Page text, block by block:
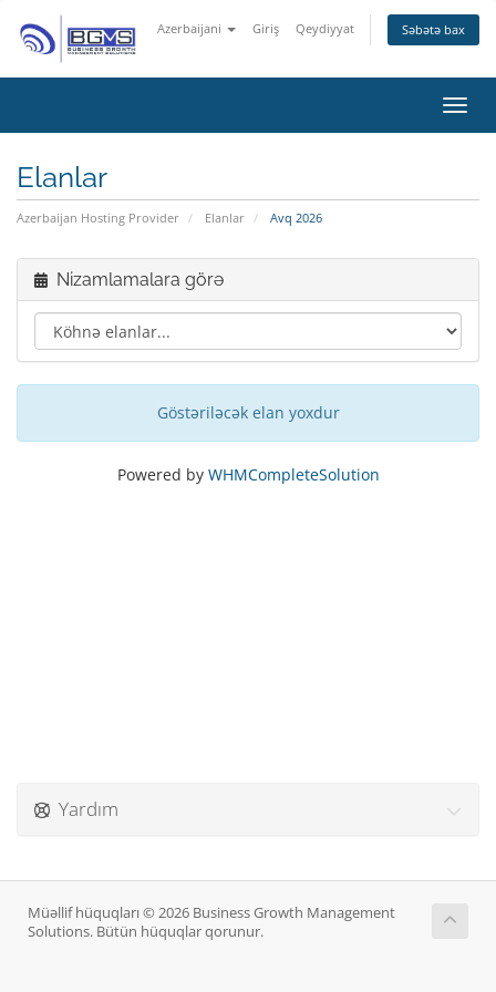
Azerbaijani Giriş Qeydiyyat Səbətə bax
Elanlar
Azerbaijan Hosting Provider Elanlar Avq 2026
Nizamlamalara görə
Göstəriləcək elan yoxdur
Powered by WHMCompleteSolution
Yardım
Müəllif hüquqları © 2026 Business Growth Management
Solutions. Bütün hüquqlar qorunur.